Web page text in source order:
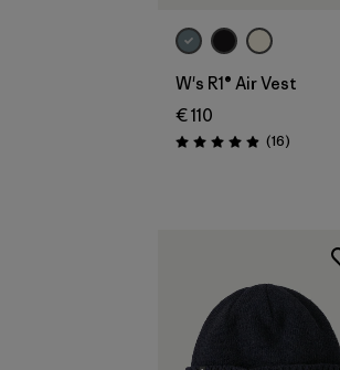
W's R1® Air Vest
€ 110
Puntuación: 4.9 / 5
(16Reseñas
)